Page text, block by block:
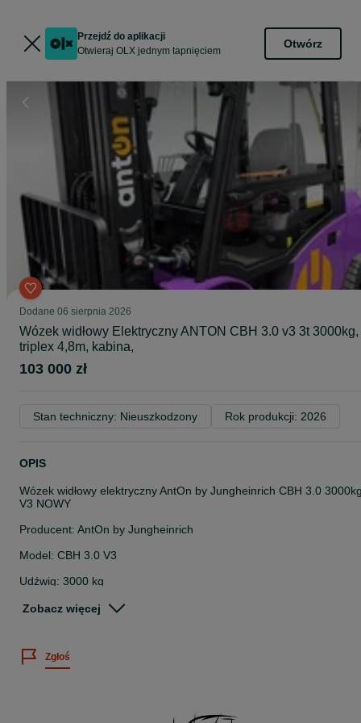
Przejdź do aplikacji
Otwieraj OLX jednym tapnięciem
Otwórz
Dodane 06 sierpnia 2026
Wózek widłowy Elektryczny ANTON CBH 3.0 v3 3t 3000kg,
triplex 4,8m, kabina,
103 000 zł
Stan techniczny: Nieuszkodzony Rok produkcji: 2026
OPIS
Wózek widłowy elektryczny AntOn by Jungheinrich CBH 3.0
V3 NOWY
Producent: AntOn by Jungheinrich
Model: CBH 3.0 V3
Udźwig: 3000 kg
Napęd: Elektryczny/ Bateria litowo-jonowa LI-ION/ 80V/230 Ah
Wysokość podnoszenia 4800 mm
Zobacz więcej
Zgłoś